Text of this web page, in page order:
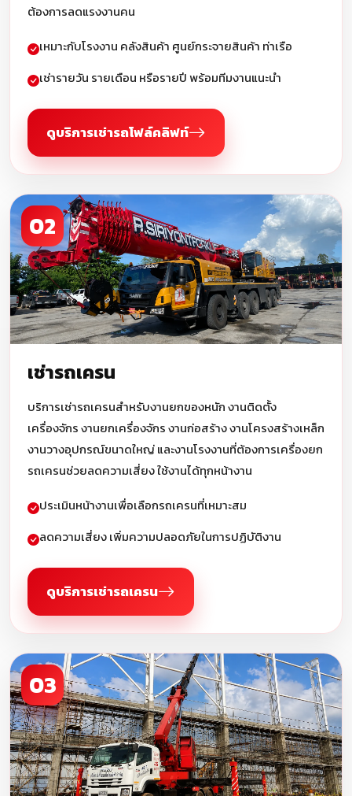
ต้องการลดแรงงานคน
เหมาะกับโรงงาน คลังสินค้า ศูนย์กระจายสินค้า ท่าเรือ
เช่ารายวัน รายเดือน หรือรายปี พร้อมทีมงานแนะนำ
ดูบริการเช่ารถโฟล์คลิฟท์
02
เช่ารถเครน
บริการเช่ารถเครนสำหรับงานยกของหนัก งานติดตั้ง
เครื่องจักร งานยกเครื่องจักร งานก่อสร้าง งานโครงสร้างเหล็ก
งานวางอุปกรณ์ขนาดใหญ่ และงานโรงงานที่ต้องการเครื่องยก
รถเครนช่วยลดความเสี่ยง ใช้งานได้ทุกหน้างาน
ประเมินหน้างานเพื่อเลือกรถเครนที่เหมาะสม
ลดความเสี่ยง เพิ่มความปลอดภัยในการปฏิบัติงาน
ดูบริการเช่ารถเครน
03